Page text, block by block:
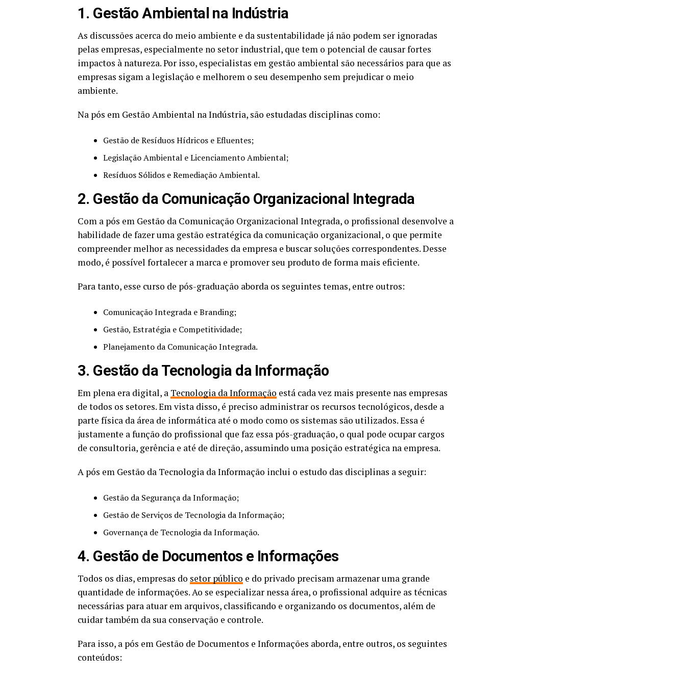
1. Gestão Ambiental na Indústria
As discussões acerca do meio ambiente e da sustentabilidade já não podem ser ignoradas
pelas empresas, especialmente no setor industrial, que tem o potencial de causar fortes
impactos à natureza. Por isso, especialistas em gestão ambiental são necessários para que as
empresas sigam a legislação e melhorem o seu desempenho sem prejudicar o meio
ambiente.
Na pós em Gestão Ambiental na Indústria, são estudadas disciplinas como:
Gestão de Resíduos Hídricos e Efluentes;
Legislação Ambiental e Licenciamento Ambiental;
Resíduos Sólidos e Remediação Ambiental.
2. Gestão da Comunicação Organizacional Integrada
Com a pós em Gestão da Comunicação Organizacional Integrada, o profissional desenvolve a
habilidade de fazer uma gestão estratégica da comunicação organizacional, o que permite
compreender melhor as necessidades da empresa e buscar soluções correspondentes. Desse
modo, é possível fortalecer a marca e promover seu produto de forma mais eficiente.
Para tanto, esse curso de pós-graduação aborda os seguintes temas, entre outros:
Comunicação Integrada e Branding;
Gestão, Estratégia e Competitividade;
Planejamento da Comunicação Integrada.
3. Gestão da Tecnologia da Informação
Em plena era digital, a Tecnologia da Informação está cada vez mais presente nas empresas
de todos os setores. Em vista disso, é preciso administrar os recursos tecnológicos, desde a
parte física da área de informática até o modo como os sistemas são utilizados. Essa é
justamente a função do profissional que faz essa pós-graduação, o qual pode ocupar cargos
de consultoria, gerência e até de direção, assumindo uma posição estratégica na empresa.
A pós em Gestão da Tecnologia da Informação inclui o estudo das disciplinas a seguir:
Gestão da Segurança da Informação;
Gestão de Serviços de Tecnologia da Informação;
Governança de Tecnologia da Informação.
4. Gestão de Documentos e Informações
Todos os dias, empresas do setor público e do privado precisam armazenar uma grande
quantidade de informações. Ao se especializar nessa área, o profissional adquire as técnicas
necessárias para atuar em arquivos, classificando e organizando os documentos, além de
cuidar também da sua conservação e controle.
Para isso, a pós em Gestão de Documentos e Informações aborda, entre outros, os seguintes
conteúdos: